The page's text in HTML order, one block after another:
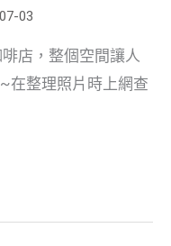
03
店，整個空間讓人
在整理照片時上網查